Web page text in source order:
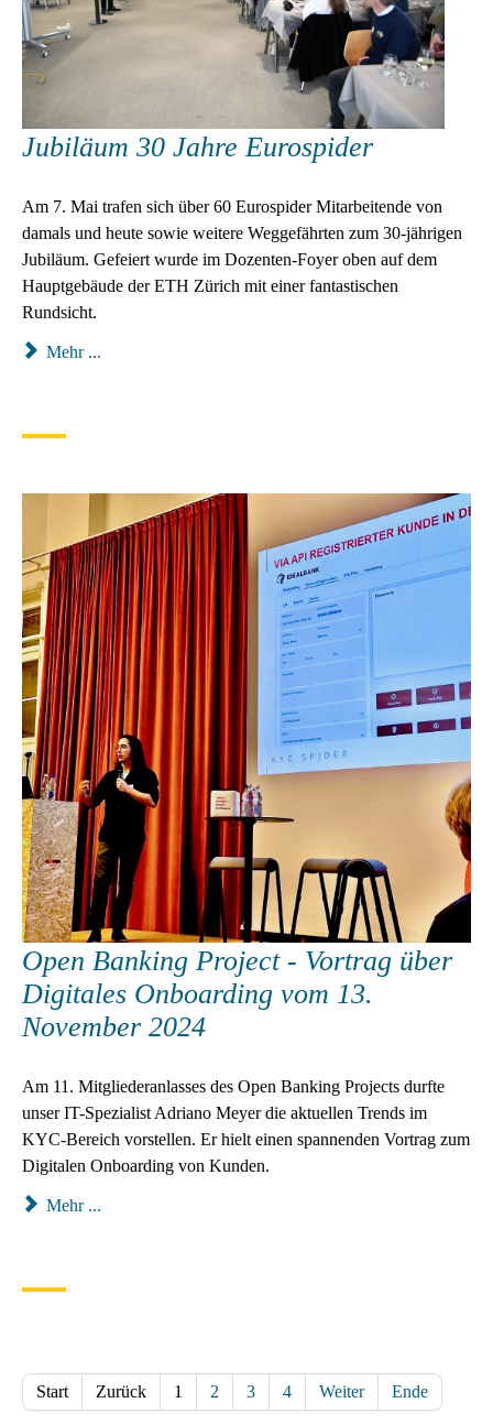
Jubiläum 30 Jahre Eurospider
Am 7. Mai trafen sich über 60 Eurospider Mitarbeitende von
damals und heute sowie weitere Weggefährten zum 30-jährigen
Jubiläum. Gefeiert wurde im Dozenten-Foyer oben auf dem
Hauptgebäude der ETH Zürich mit einer fantastischen
Rundsicht.
Mehr ...
Open Banking Project - Vortrag über
Digitales Onboarding vom 13.
November 2024
Am 11. Mitgliederanlasses des Open Banking Projects durfte
unser IT-Spezialist Adriano Meyer die aktuellen Trends im
KYC-Bereich vorstellen. Er hielt einen spannenden Vortrag zum
Digitalen Onboarding von Kunden.
Mehr ...
Start Zurück 1 2 3 4 Weiter Ende